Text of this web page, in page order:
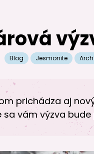
Blog Jesmonite
prichádza aj
sa vám výzva